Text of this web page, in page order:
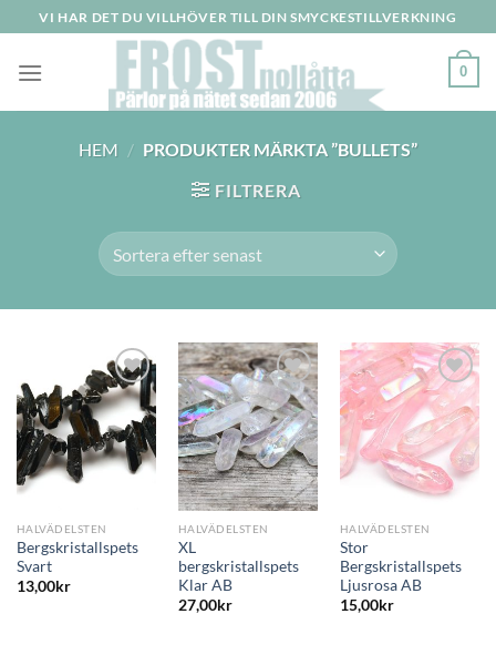
to
content
VI HAR DET DU VILLHÖVER TILL DIN SMYCKESTILLVERKNING
0
HEM / PRODUKTER MÄRKTA ”BULLETS”
FILTRERA
Lägg
till i
önskelistan
HALVÄDELSTEN
Bergskristallspets
Svart
13,00kr
Lägg
till i
önskelistan
HALVÄDELSTEN
XL
bergskristallspets
Klar AB
27,00kr
Lägg
till i
önskelistan
HALVÄDELSTEN
Stor
Bergskristallspets
Ljusrosa AB
15,00kr